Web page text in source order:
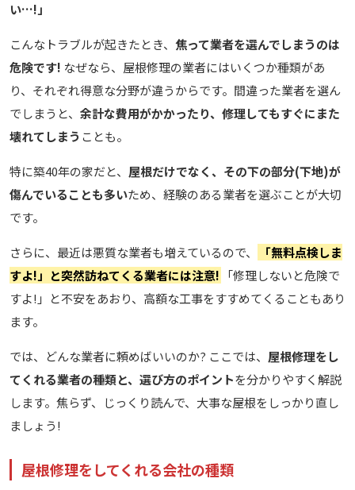
い…!」
こんなトラブルが起きたとき、 焦って業者を選んでしまうのは
危険です! なぜなら、屋根修理の業者にはいくつか種類があ
り、それぞれ得意な分野が違うからです。間違った業者を選ん
でしまうと、 余計な費用がかかったり、修理してもすぐにまた
壊れてしまう ことも。
特に築40年の家だと、 屋根だけでなく、その下の部分(下地)が
傷んでいることも多いため、経験のある業者を選ぶことが大切
です。
さらに、最近は悪質な業者も増えているので、
「無料点検しま
すよ!」と突然訪ねてくる業者には注意!
「修理しないと危険で
すよ!」と不安をあおり、高額な工事をすすめてくることもあり
ます。
では、どんな業者に頼めばいいのか? ここでは、 屋根修理をし
てくれる業者の種類と、選び方のポイントを分かりやすく解説
します。焦らず、じっくり読んで、大事な屋根をしっかり直し
ましょう!
屋根修理をしてくれる会社の種類